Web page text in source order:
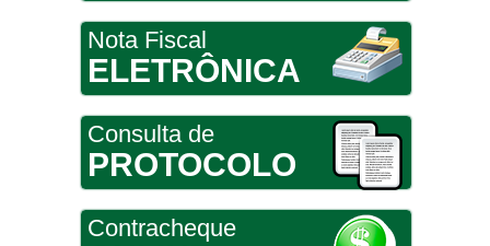
Nota Fiscal
ELETRÔNICA
Consulta de
PROTOCOLO
Contracheque